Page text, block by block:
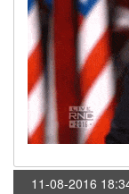
11-08-2016